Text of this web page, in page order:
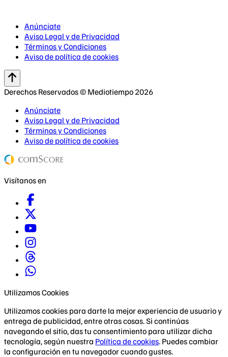
Anúnciate
Aviso Legal y de Privacidad
Términos y Condiciones
Aviso de política de cookies
Derechos Reservados © Mediotiempo 2026
Anúnciate
Aviso Legal y de Privacidad
Términos y Condiciones
Aviso de política de cookies
Visítanos en
Utilizamos Cookies
Utilizamos cookies para darte la mejor experiencia de usuario y
entrega de publicidad, entre otras cosas. Si continúas
navegando el sitio, das tu consentimiento para utilizar dicha
tecnología, según nuestra Política de cookies. Puedes cambiar
la configuración en tu navegador cuando gustes.